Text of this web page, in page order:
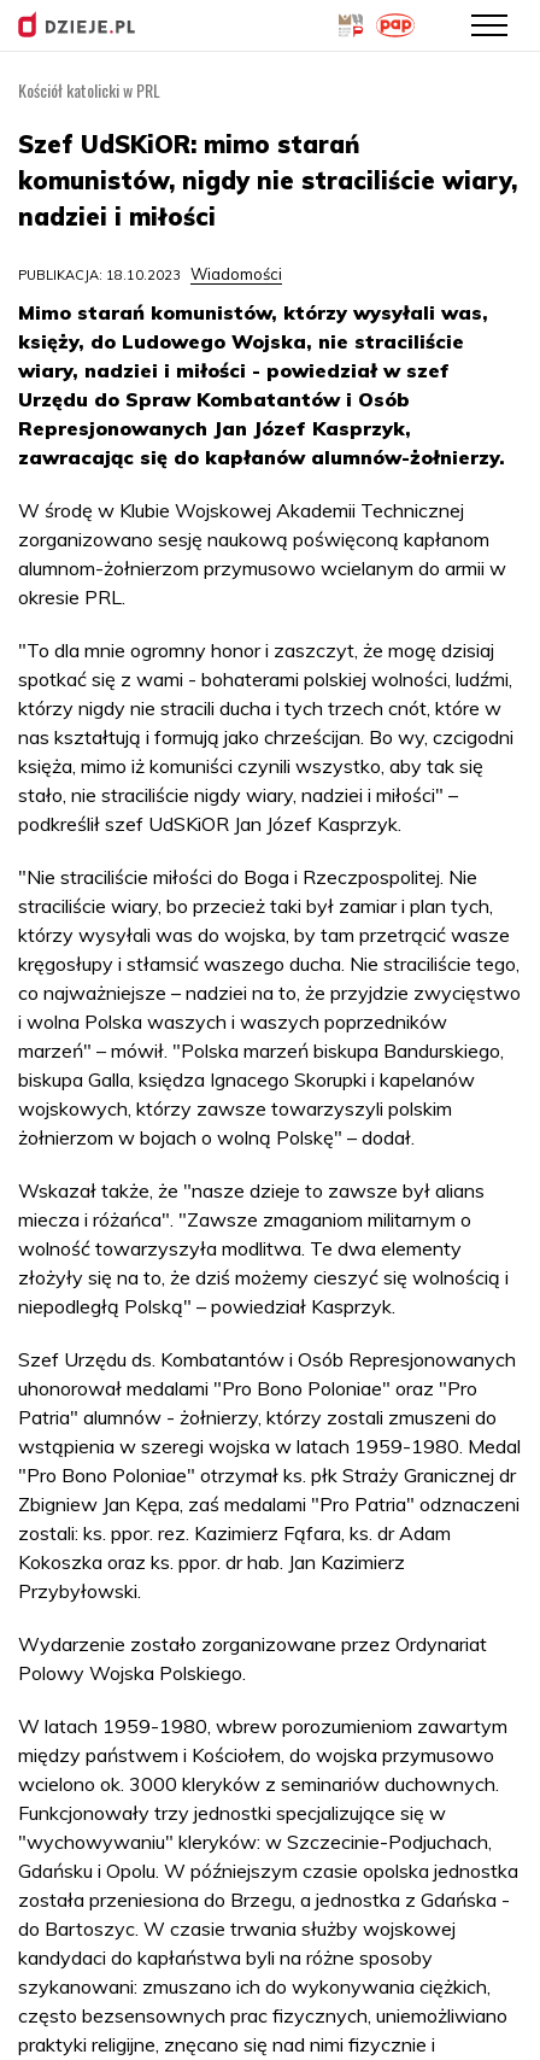
treści
Kościół katolicki w PRL
Szef UdSKiOR: mimo starań
komunistów, nigdy nie straciliście wiary,
nadziei i miłości
PUBLIKACJA: 18.10.2023 Wiadomości
Mimo starań komunistów, którzy wysyłali was,
księży, do Ludowego Wojska, nie straciliście
wiary, nadziei i miłości - powiedział w szef
Urzędu do Spraw Kombatantów i Osób
Represjonowanych Jan Józef Kasprzyk,
zawracając się do kapłanów alumnów-żołnierzy.
W środę w Klubie Wojskowej Akademii Technicznej
zorganizowano sesję naukową poświęconą kapłanom
alumnom-żołnierzom przymusowo wcielanym do armii w
okresie PRL.
"To dla mnie ogromny honor i zaszczyt, że mogę dzisiaj
spotkać się z wami - bohaterami polskiej wolności, ludźmi,
którzy nigdy nie stracili ducha i tych trzech cnót, które w
nas kształtują i formują jako chrześcijan. Bo wy, czcigodni
księża, mimo iż komuniści czynili wszystko, aby tak się
stało, nie straciliście nigdy wiary, nadziei i miłości" –
podkreślił szef UdSKiOR Jan Józef Kasprzyk.
"Nie straciliście miłości do Boga i Rzeczpospolitej. Nie
straciliście wiary, bo przecież taki był zamiar i plan tych,
którzy wysyłali was do wojska, by tam przetrącić wasze
kręgosłupy i stłamsić waszego ducha. Nie straciliście tego,
co najważniejsze – nadziei na to, że przyjdzie zwycięstwo
i wolna Polska waszych i waszych poprzedników
marzeń" – mówił. "Polska marzeń biskupa Bandurskiego,
biskupa Galla, księdza Ignacego Skorupki i kapelanów
wojskowych, którzy zawsze towarzyszyli polskim
żołnierzom w bojach o wolną Polskę" – dodał.
Wskazał także, że "nasze dzieje to zawsze był alians
miecza i różańca". "Zawsze zmaganiom militarnym o
wolność towarzyszyła modlitwa. Te dwa elementy
złożyły się na to, że dziś możemy cieszyć się wolnością i
niepodległą Polską" – powiedział Kasprzyk.
Szef Urzędu ds. Kombatantów i Osób Represjonowanych
uhonorował medalami "Pro Bono Poloniae" oraz "Pro
Patria" alumnów - żołnierzy, którzy zostali zmuszeni do
wstąpienia w szeregi wojska w latach 1959-1980. Medal
"Pro Bono Poloniae" otrzymał ks. płk Straży Granicznej dr
Zbigniew Jan Kępa, zaś medalami "Pro Patria" odznaczeni
zostali: ks. ppor. rez. Kazimierz Fąfara, ks. dr Adam
Kokoszka oraz ks. ppor. dr hab. Jan Kazimierz
Przybyłowski.
Wydarzenie zostało zorganizowane przez Ordynariat
Polowy Wojska Polskiego.
W latach 1959-1980, wbrew porozumieniom zawartym
między państwem i Kościołem, do wojska przymusowo
wcielono ok. 3000 kleryków z seminariów duchownych.
Funkcjonowały trzy jednostki specjalizujące się w
"wychowywaniu" kleryków: w Szczecinie-Podjuchach,
Gdańsku i Opolu. W późniejszym czasie opolska jednostka
została przeniesiona do Brzegu, a jednostka z Gdańska -
do Bartoszyc. W czasie trwania służby wojskowej
kandydaci do kapłaństwa byli na różne sposoby
szykanowani: zmuszano ich do wykonywania ciężkich,
często bezsensownych prac fizycznych, uniemożliwiano
praktyki religijne, znęcano się nad nimi fizycznie i